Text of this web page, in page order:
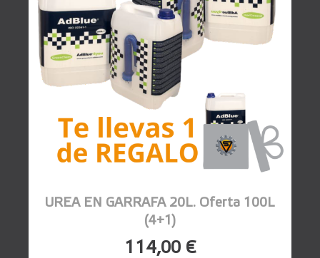
UREA EN GARRAFA 20L. Oferta 100L
(4+1)
114,00 €